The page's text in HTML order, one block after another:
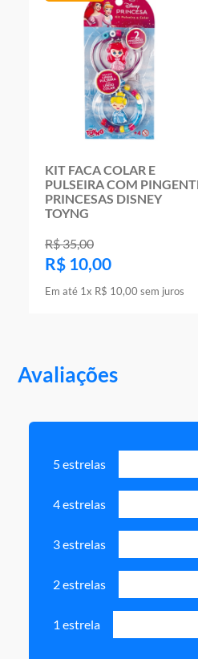
KIT FACA COLAR E
PULSEIRA COM
PRINCESAS DISNEY
TOYNG
R$35,00
R$ 10,00
Em até 1x R$ 10,00 sem juros
Avaliações
5 estrelas
4 estrelas
3 estrelas
2 estrelas
1 estrela